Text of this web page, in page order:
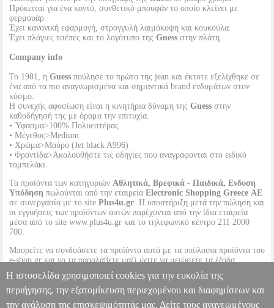
Πρόκειται για ένα κοντό, συνθετικό μπουφάν το οποίο κλείνει με
φερμουάρ.
Έχει κανονική εφαρμογή, στρογγυλή λαιμόκοψη και κουκούλα.
Έχει πλάγιες τσέπες και το λογότυπο της Guess στην πλάτη.
Company info
Το 1981, η Guess πούλησε το πρώτο της jean και έκτοτε εξελίχθηκε σε
ένα από τα πιο αναγνωρισμένα και σημαντικά brand ενδυμάτων στον
κόσμο.
Η συνεχής αφοσίωση είναι η κινητήρια δύναμη της Guess στην
καθοδήγησή της με όραμα την επιτυχία.
• Ύφασμα>100% Πολυεστέρας
• Μέγεθος>Medium
• Χρώμα>Μαύρο (Jet black A996)
• Φροντίδα>Ακολουθήστε τις οδηγίες που αναγράφονται στο ειδικό
ταμπελάκι
Τα προϊόντα των κατηγοριών Αθλητικά, Βρεφικά - Παιδικά, Ενδυση
Υπόδηση πωλούνται από την εταιρεία Electronic Shopping Greece ΑΕ
σε συνεργασία με το site Plus4u.gr. Η υποστήριξη μετά την πώληση και
οι εγγυήσεις των προϊόντων αυτών παρέχονται από την ίδια εταιρεία
μέσα από το site www.plus4u.gr και το τηλεφωνικό κέντρο 211 2000
700.
Μπορείτε να συνδυάσετε τα προϊόντα αυτά με τα υπόλοιπα προϊόντα του
e-shop.gr και να τα παραλάβετε μαζί ώστε να μειώσετε τα έξοδα
αποστολής. Μπορείτε επίσης να παραλάβετε από οποιοδήποτε eshop
point με μηδενικά έξοδα αποστολής ανεξαρτήτως ύψους παραγγελίας!
Η ιστοσελίδα χρησιμοποιεί cookies για την ευκολία της
περιήγησης, την εξατομίκευση περιεχομένου και διαφημίσεων και
την ανάλυση της επισκεψιμότητάς μας. Δείτε τους ανανεωμένους